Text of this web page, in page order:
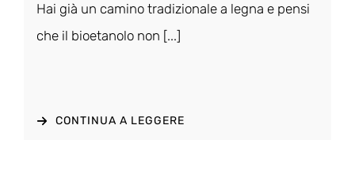
Hai già un camino tradizionale a legna e pensi
che il bioetanolo non [...]
CONTINUA A LEGGERE